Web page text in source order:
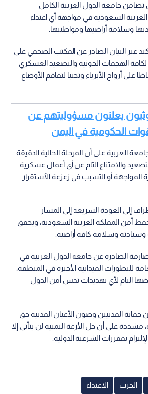
جامعة الدول العربية الكامل
السعودية في مواجهة أي اعتداء
وسلامة أراضيها ومواطنيها.
عبر البيان الصادر عن المكتب الصحفي على
الهجمات الحوثية والتصعيد العسكري
على أرواح الأبرياء وتجنبا لتفاقم الأوضاع
يعلنون مسؤوليتهم عن
الحكومية في اليمن
العربية على أن المرحلة الحالية الدقيقة
والامتناع التام عن أي أعمال عسكرية
المواجهة أو التسبب في زعزعة الٱستقرار
إلى العودة السريعة إلى المسار
أمن المملكة العربية السعودية، ويحقق
وسيادته وسلامة كافة أراضيه.
الصادرة عن جامعة الدول العربية في
للتطورات الميدانية الأخيرة في المنطقة،
التام لأي تهديدات تمس أمن الدول
حماية المدنيين وصون الأعيان المدنية حق
مشددة على أن حل الأزمة اليمنية لن يتأتى إلا
بمقررات الشرعية الدولية.
الحرب الاعتداء